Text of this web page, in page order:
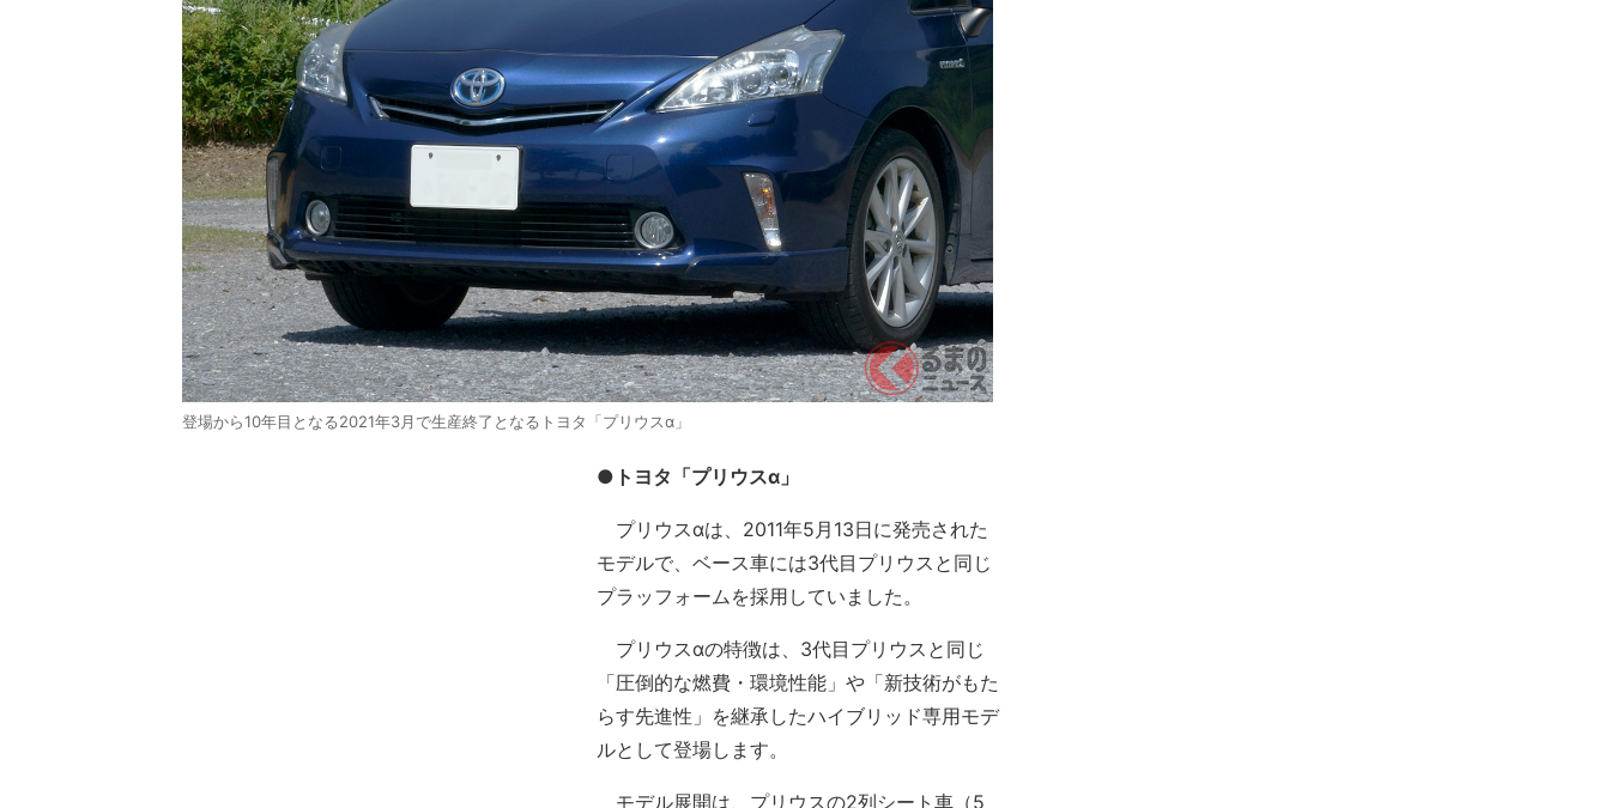
登場から10年目となる2021年3月で生産終了となるトヨタ「プリウスα」
●トヨタ「プリウスα」
プリウスαは、2011年5月13日に発売された
モデルで、ベース車には3代目プリウスと同じ
プラッフォームを採用していました。
プリウスαの特徴は、3代目プリウスと同じ
「圧倒的な燃費・環境性能」や「新技術がもた
らす先進性」を継承したハイブリッド専用モデ
ルとして登場します。
モデル展開は、プリウスの2列シート車（5